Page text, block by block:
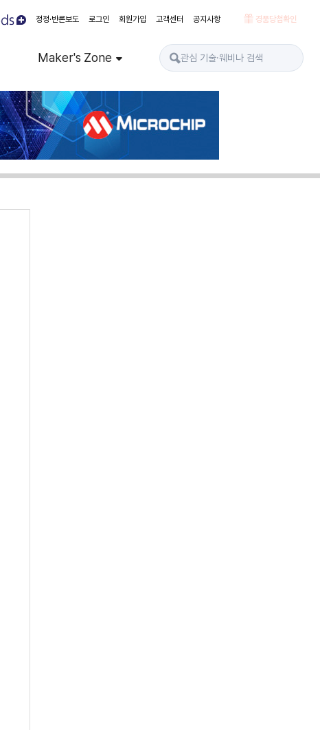
정정·반론보도 로그인 회원가입 고객센터 공지사항 경품당첨확인
Maker's Zone